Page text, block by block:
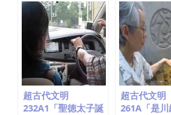
劇 竹取翁博物館
2014.6.13
求婚
超古代文明
232A1「聖徳太子誕
超古代文明
261A「是